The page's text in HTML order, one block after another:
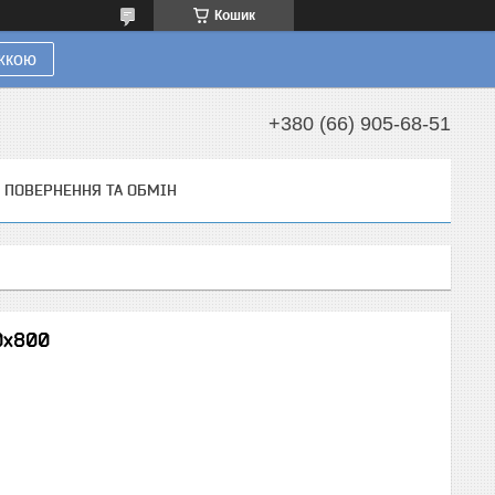
Кошик
+380 (66) 905-68-51
ПОВЕРНЕННЯ ТА ОБМІН